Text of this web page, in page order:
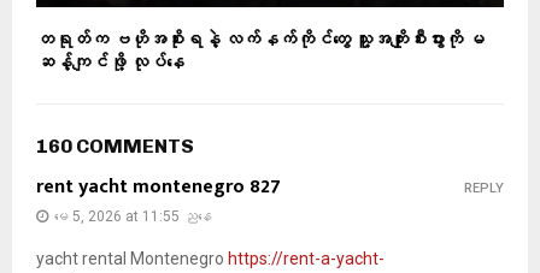
တရုတ်က ဗဟိုအစိုးရနဲ့ လက်နက်ကိုင်တွေ သူ့အကျိုးစီးပွားကို မ
ဆန့်ကျင်ဖို့ လုပ်နေ
160 COMMENTS
rent yacht montenegro 827
မေ 5, 2026 at 11:55 ညနေ
yacht rental Montenegro https://rent-a-yacht-
REPLY